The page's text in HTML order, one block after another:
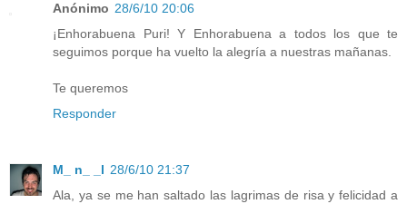
Anónimo 28/6/10 20:06
¡Enhorabuena Puri! Y Enhorabuena a todos los que te
seguimos porque ha vuelto la alegría a nuestras mañanas.
Te queremos
Responder
M_ n_ _l 28/6/10 21:37
Ala, ya se me han saltado las lagrimas de risa y felicidad a